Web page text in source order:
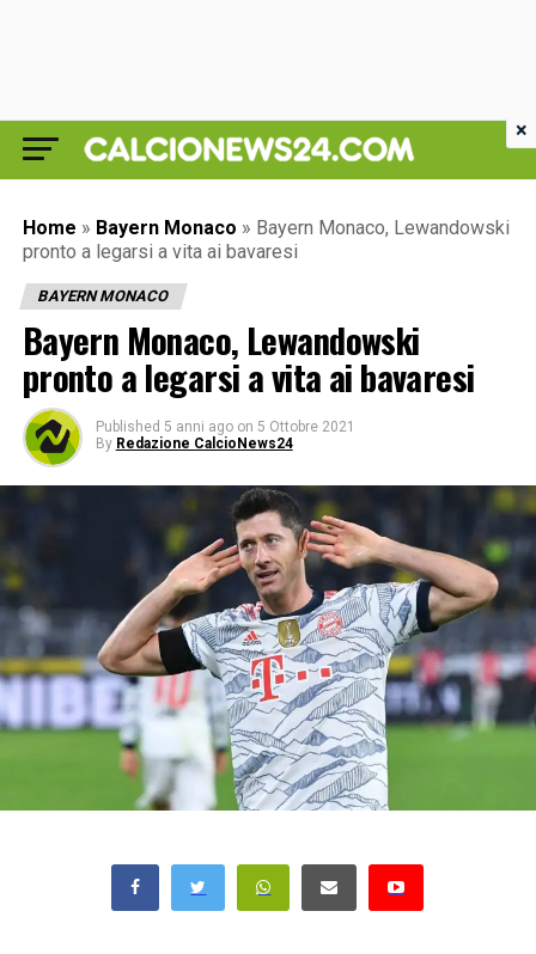
Home » Bayern Monaco » Bayern Monaco, Lewandowski
pronto a legarsi a vita ai bavaresi
BAYERN MONACO
Bayern Monaco, Lewandowski
pronto a legarsi a vita ai bavaresi
Published 5 anni ago on 5 Ottobre 2021
By Redazione CalcioNews24
×